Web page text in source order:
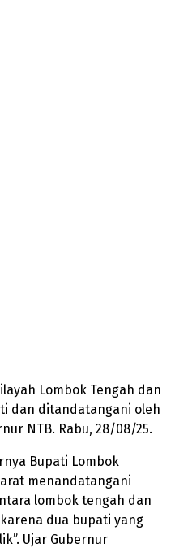
Lombok Tengah dan
dan ditandatangani oleh
NTB. Rabu, 28/08/25.
Bupati Lombok
menandatangani
lombok tengah dan
dua bupati yang
Ujar Gubernur